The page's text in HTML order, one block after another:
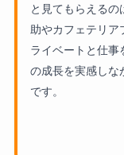
と見てもらえる
助やカフェテリア
ライベートと仕事
の成長を実感しな
です。